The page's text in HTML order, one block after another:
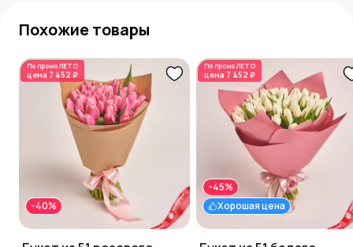
Похожие товары
По промоЛЕТО
цена 7 452 ₽
-40%
По промоЛЕТО
цена 7 452 ₽
Хорошая цена
-45%